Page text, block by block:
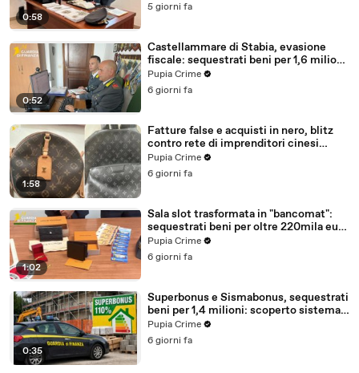
0:58
5 giorni fa
0:52
Castellammare di Stabia, evasione
fiscale: sequestrati beni per 1,6 milioni
ad un consorzio navale (29.07.26)
Pupia Crime
6 giorni fa
1:58
Fatture false e acquisti in nero, blitz
contro rete di imprenditori cinesi
sequestri per 8,5 milioni (29.07.26)
Pupia Crime
6 giorni fa
1:02
Sala slot trasformata in "bancomat":
sequestrati beni per oltre 220mila euro
a due coniugi (29.07.26)
Pupia Crime
6 giorni fa
0:35
Superbonus e Sismabonus, sequestrati
beni per 1,4 milioni: scoperto sistema
con false abitazioni (29.07.26)
Pupia Crime
6 giorni fa